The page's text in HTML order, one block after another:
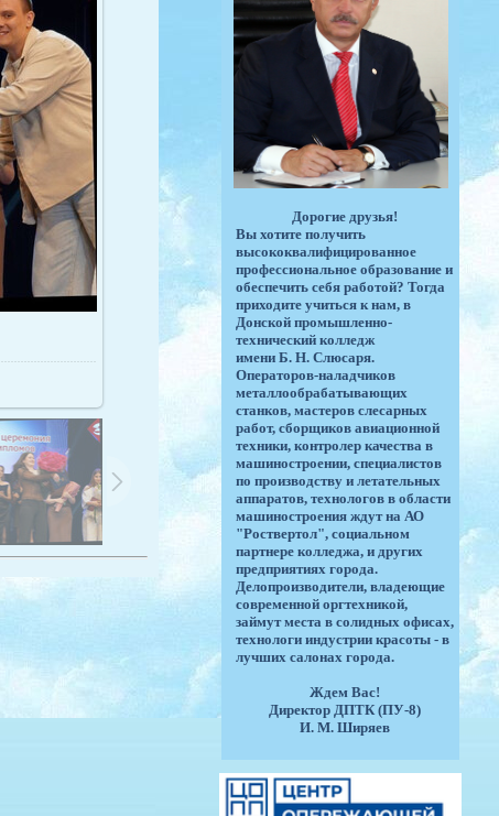
Дорогие друзья!
Вы хотите получить
высококвалифицированное
профессиональное образование и
обеспечить себя работой? Тогда
приходите учиться к нам, в
Донской промышленно-
технический колледж
имени Б. Н. Слюсаря.
Операторов-наладчиков
металлообрабатывающих
станков, мастеров слесарных
работ, сборщиков авиационной
техники, контролер качества в
машиностроении, специалистов
по производству и летательных
аппаратов, технологов в области
машиностроения ждут на АО
"Роствертол", социальном
партнере колледжа, и других
предприятиях города.
Делопроизводители, владеющие
современной оргтехникой,
займут места в солидных офисах,
технологи индустрии красоты - в
лучших салонах города.
Ждем Вас!
Директор ДПТК (ПУ-8)
И. М. Ширяев